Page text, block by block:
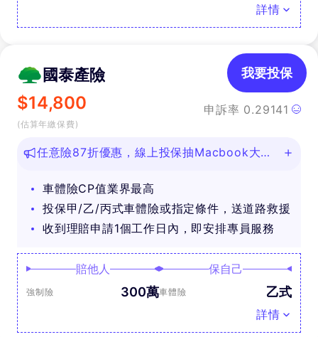
詳情
國泰產險
$14,800
(估算年繳保費)
申訴率 0.29141
我要投保
任意險87折優惠，線上投保抽Macbook大
車體險CP值業界最高
投保甲/乙/丙式車體險或指定條件，送道路救援
收到理賠申請1個工作日內，即安排專員服務
賠他人
強制險 300萬
保自己
車體險 乙式
詳情